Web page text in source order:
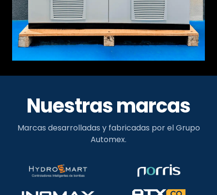
Nuestras marcas
Marcas desarrolladas y fabricadas por el Grupo
Automex.